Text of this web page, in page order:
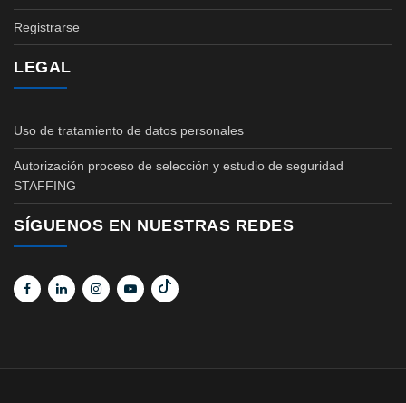
Registrarse
LEGAL
Uso de tratamiento de datos personales
Autorización proceso de selección y estudio de seguridad
STAFFING
SÍGUENOS EN NUESTRAS REDES